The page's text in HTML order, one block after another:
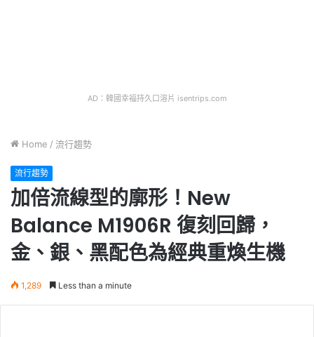
AD：韓國幸福持久口溶片 isentrips.com
Home / 流行趨勢
流行趨勢
加倍流線型的廓形！New
Balance M1906R 復刻回歸，
金、銀、黑配色為經典重煥生機
1,289 Less than a minute